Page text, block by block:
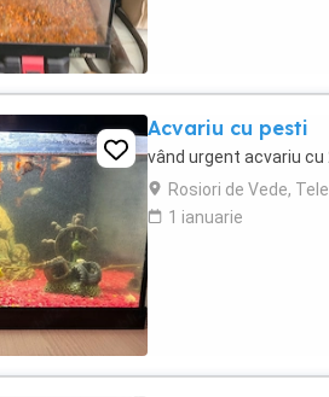
Acvariu cu pesti
vând urgent acvariu
Rosiori de Vede,
1 ianuarie